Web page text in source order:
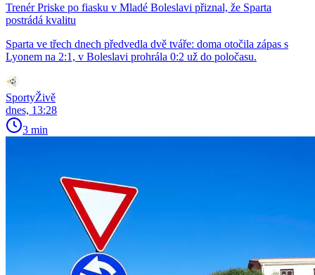
Trenér Priske po fiasku v Mladé Boleslavi přiznal, že Sparta
postrádá kvalitu
Sparta ve třech dnech předvedla dvě tváře: doma otočila zápas s
Lyonem na 2:1, v Boleslavi prohrála 0:2 už do poločasu.
SportyŽivě
dnes, 13:28
3 min